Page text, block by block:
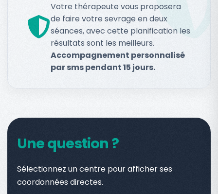
Votre thérapeute vous proposera
de faire votre sevrage en deux
séances, avec cette planification les
résultats sont les meilleurs.
Accompagnement personnalisé
par sms pendant 15 jours.
Une question ?
Sélectionnez un centre pour afficher ses
coordonnées directes.